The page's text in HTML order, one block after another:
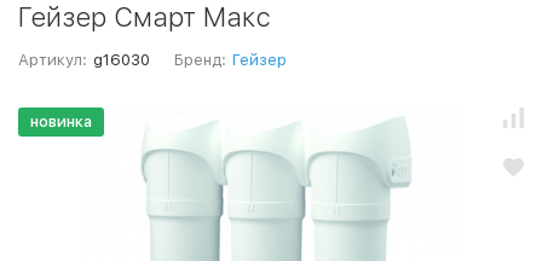
Гейзер Смарт Макс
Артикул: g16030 Бренд: Гейзер
новинка